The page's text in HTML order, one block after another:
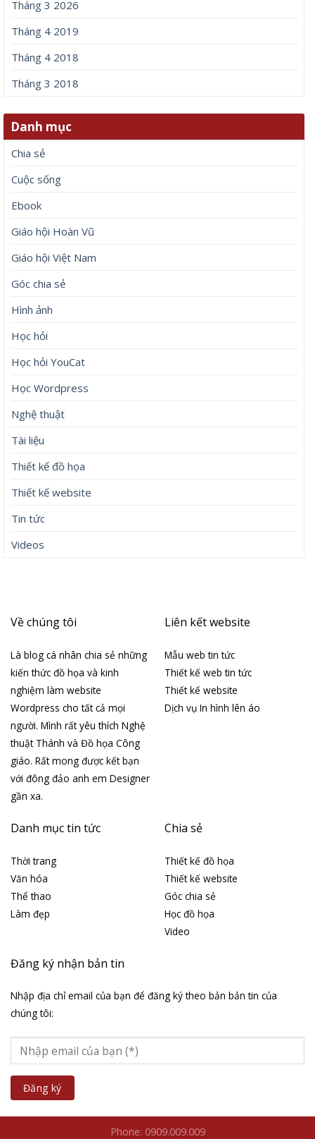
Tháng 3 2026
Tháng 4 2019
Tháng 4 2018
Tháng 3 2018
Danh mục
Chia sẻ
Cuộc sống
Ebook
Giáo hội Hoàn Vũ
Giáo hội Việt Nam
Góc chia sẻ
Hình ảnh
Học hỏi
Học hỏi YouCat
Học Wordpress
Nghệ thuật
Tài liệu
Thiết kế đồ họa
Thiết kế website
Tin tức
Videos
Về chúng tôi
Là blog cá nhân chia sẻ những
kiến thức đồ họa và kinh
nghiệm làm website
Wordpress cho tất cả mọi
người. Mình rất yêu thích Nghệ
thuật Thánh và Đồ họa Công
giáo. Rất mong được kết bạn
với đông đảo anh em Designer
gần xa.
Liên kết website
Mẫu web tin tức
Thiết kế web tin tức
Thiết kế website
Dịch vụ In hình lên áo
Danh mục tin tức
Thời trang
Văn hóa
Thể thao
Làm đẹp
Chia sẻ
Thiết kế đồ họa
Thiết kế website
Góc chia sẻ
Học đồ họa
Video
Đăng ký nhận bản tin
Nhập địa chỉ email của bạn để đăng ký theo bản bản tin của
chúng tôi:
Phone: 0909.009.009